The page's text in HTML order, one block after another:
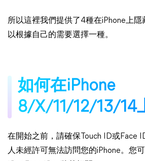
所以這裡我們提供了4種在iPhone上隱
以根據自己的需要選擇一種。
如何在iPhone
8/X/11/12/13/14
在開始之前，請確保Touch ID或Face
人未經許可無法訪問您的iPhone。您